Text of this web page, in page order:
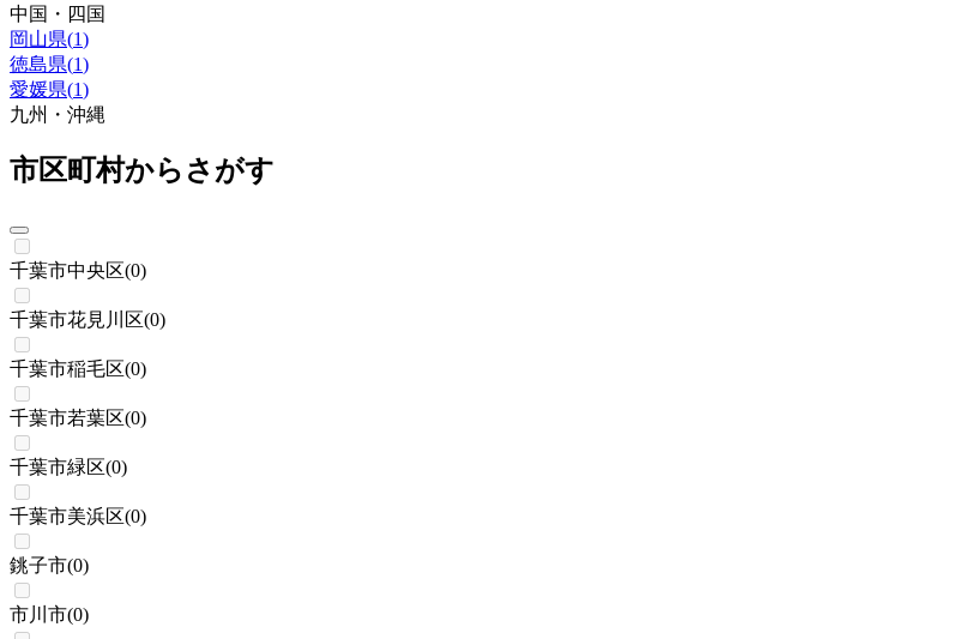
中国・四国
岡山県(1)
徳島県(1)
愛媛県(1)
九州・沖縄
市区町村からさがす
千葉市中央区(0)
千葉市花見川区(0)
千葉市稲毛区(0)
千葉市若葉区(0)
千葉市緑区(0)
千葉市美浜区(0)
銚子市(0)
市川市(0)